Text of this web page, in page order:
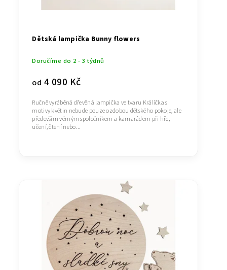
Dětská lampička Bunny flowers
Doručíme do 2 - 3 týdnů
od 4 090 Kč
Ručně vyráběná dřevěná lampička ve tvaru Králíčka s
motivy květin nebude pouze ozdobou dětského pokoje, ale
především věrným společníkem a kamarádem při hře,
učení, čtení nebo...